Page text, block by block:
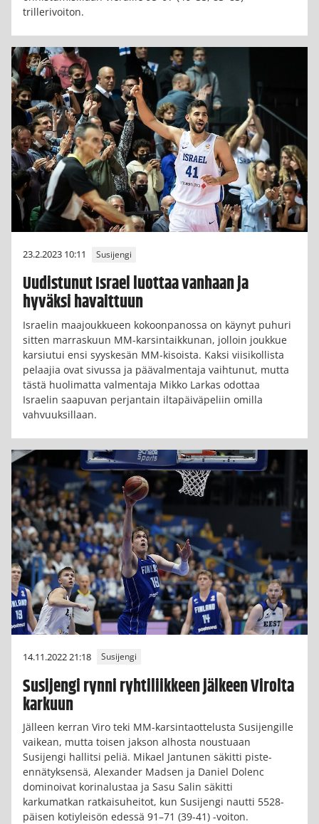
trillerivoiton.
23.2.2023 10:11 Susijengi
Uudistunut Israel luottaa vanhaan ja
hyväksi havaittuun
Israelin maajoukkueen kokoonpanossa on käynyt puhuri
sitten marraskuun MM-karsintaikkunan, jolloin joukkue
karsiutui ensi syyskesän MM-kisoista. Kaksi viisikollista
pelaajia ovat sivussa ja päävalmentaja vaihtunut, mutta
tästä huolimatta valmentaja Mikko Larkas odottaa
Israelin saapuvan perjantain iltapäiväpeliin omilla
vahvuuksillaan.
14.11.2022 21:18 Susijengi
Susijengi rynni ryhtiliikkeen jälkeen Virolta
karkuun
Jälleen kerran Viro teki MM-karsintaottelusta Susijengille
vaikean, mutta toisen jakson alhosta noustuaan
Susijengi hallitsi peliä. Mikael Jantunen säkitti piste-
ennätyksensä, Alexander Madsen ja Daniel Dolenc
dominoivat korinalustaa ja Sasu Salin säkitti
karkumatkan ratkaisuheitot, kun Susijengi nautti 5528-
päisen kotiyleisön edessä 91–71 (39-41) -voiton.